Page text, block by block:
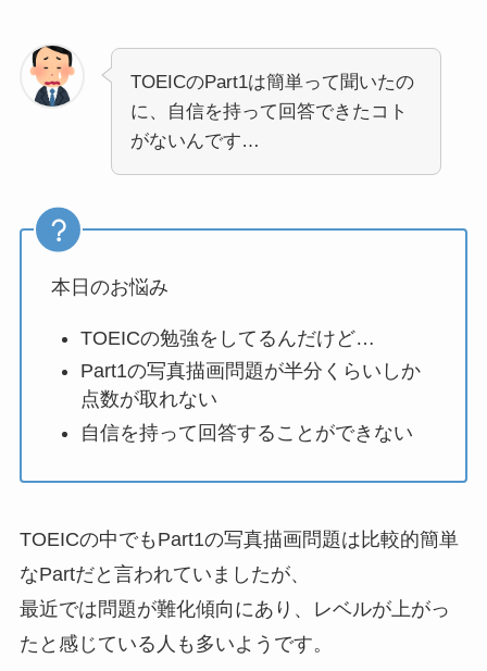
TOEICのPart1は簡単って聞いたの
に、自信を持って回答できたコト
がないんです…
本日のお悩み
TOEICの勉強をしてるんだけど…
Part1の写真描画問題が半分くらいしか
点数が取れない
自信を持って回答することができない
TOEICの中でもPart1の写真描画問題は比較的簡単
なPartだと言われていましたが、
最近では問題が難化傾向にあり、レベルが上がっ
たと感じている人も多いようです。